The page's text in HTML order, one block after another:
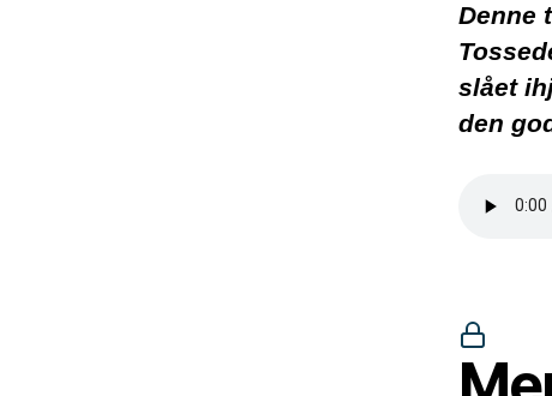
Denne
slået
den